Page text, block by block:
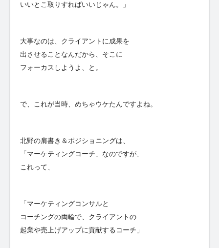
いいとこ取りすればいいじゃん。」
大事なのは、クライアントに成果を
出させることなんだから、そこに
フォーカスしようよ、と。
で、これが当時、めちゃウケたんですよね。
北野の肩書き＆ポジショニングは、
「マーケティングコーチ」なのですが、
これって、
「マーケティングコンサルと
コーチングの両輪で、クライアントの
起業や売上げアップに貢献するコーチ」